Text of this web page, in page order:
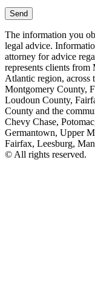
The information you
legal advice.
attorney for advice
represents clients
Atlantic region, across
Montgomery County,
Loudoun County,
County and the
Chevy Chase,
Germantown, Upper
Fairfax, Leesburg,
© All rights reserved.